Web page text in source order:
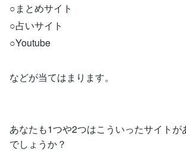
○まとめサイト
○占いサイト
○Youtube
などが当てはまります。
あなたも1つや2つはこういったサイトが
でしょうか？